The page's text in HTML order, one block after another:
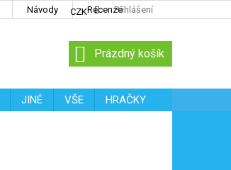
Návody Recenze
CZK Přihlášení
NÁKUPNÍ
KOŠÍK
Prázdný košík
JINÉ VŠE
HRAČKY